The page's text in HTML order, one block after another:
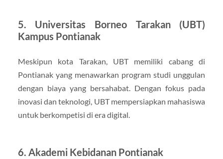
5. Universitas Borneo Tarakan (UBT)
Kampus Pontianak
Meskipun kota Tarakan, UBT memiliki cabang di
Pontianak yang menawarkan program studi unggulan
dengan biaya yang bersahabat. Dengan fokus pada
inovasi dan teknologi, UBT mempersiapkan mahasiswa
untuk berkompetisi di era digital.
6. Akademi Kebidanan Pontianak